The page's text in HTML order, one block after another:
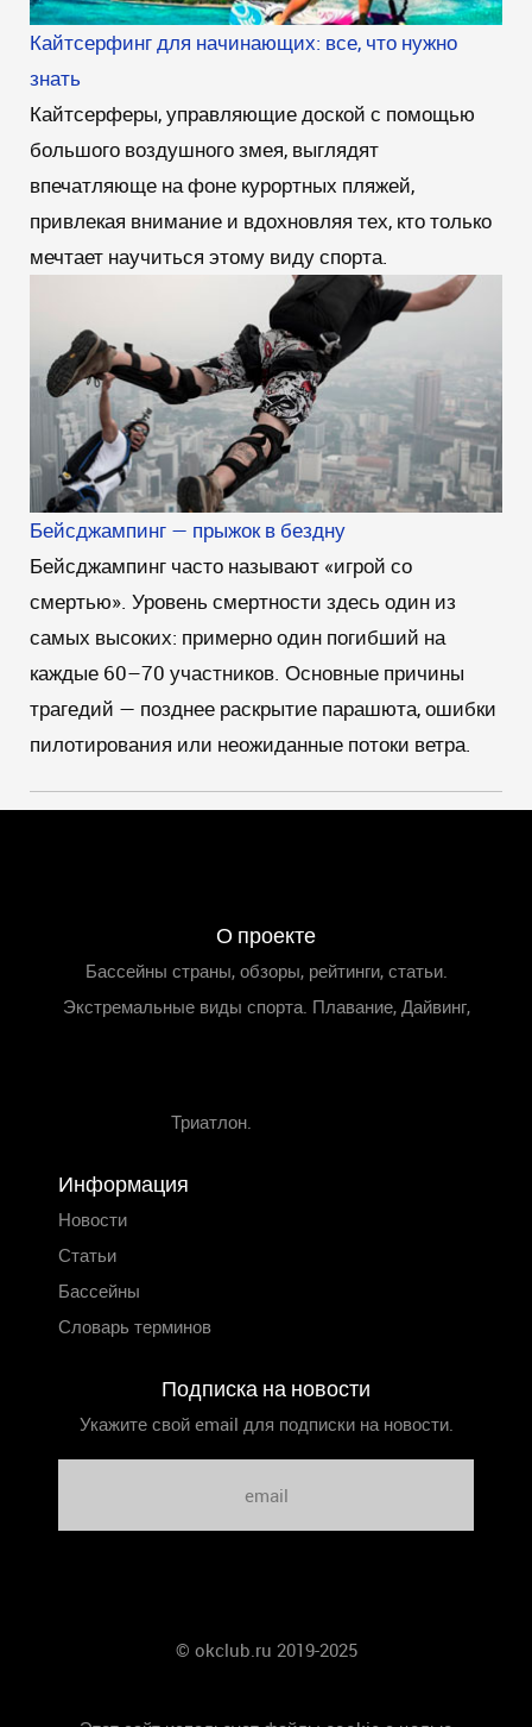
Кайтсерфинг для начинающих: все, что нужно
знать
Кайтсерферы, управляющие доской с помощью
большого воздушного змея, выглядят
впечатляюще на фоне курортных пляжей,
привлекая внимание и вдохновляя тех, кто только
мечтает научиться этому виду спорта.
Бейсджампинг — прыжок в бездну
Бейсджампинг часто называют «игрой со
смертью». Уровень смертности здесь один из
самых высоких: примерно один погибший на
каждые 60–70 участников. Основные причины
трагедий — позднее раскрытие парашюта, ошибки
пилотирования или неожиданные потоки ветра.
О проекте
Бассейны страны, обзоры, рейтинги, статьи.
Экстремальные виды спорта. Плавание, Дайвинг,
Триатлон.
Информация
Новости
Статьи
Бассейны
Словарь терминов
Подписка на новости
Укажите свой email для подписки на новости.
© okclub.ru 2019-2025